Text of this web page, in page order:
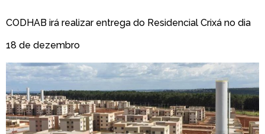
CODHAB irá realizar entrega do Residencial Crixá no dia
18 de dezembro